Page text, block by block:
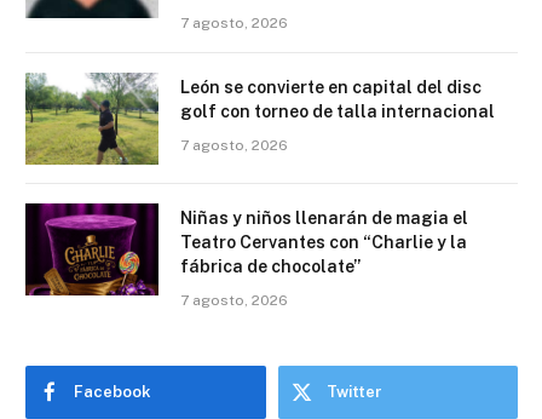
7 agosto, 2026
León se convierte en capital del disc
golf con torneo de talla internacional
7 agosto, 2026
Niñas y niños llenarán de magia el
Teatro Cervantes con “Charlie y la
fábrica de chocolate”
7 agosto, 2026
Facebook Twitter